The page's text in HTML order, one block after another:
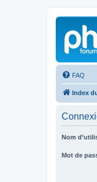
FAQ
Index
Nom
Mot de